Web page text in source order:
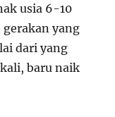
usia 6-10
yang
dari yang
baru naik